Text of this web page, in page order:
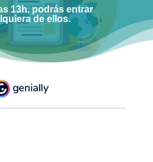
13h. podrás entrar
de ellos.